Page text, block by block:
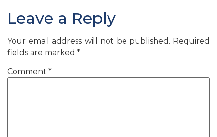
Leave a Reply
Your email address will not be published. Required
fields are marked *
Comment *